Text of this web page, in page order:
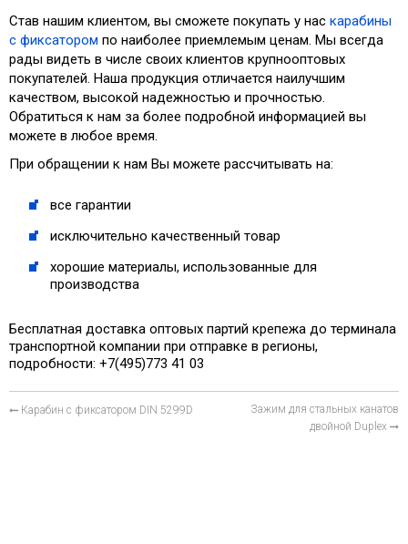
Став нашим клиентом, вы сможете покупать у нас карабины
с фиксатором по наиболее приемлемым ценам. Мы всегда
рады видеть в числе своих клиентов крупнооптовых
покупателей. Наша продукция отличается наилучшим
качеством, высокой надежностью и прочностью.
Обратиться к нам за более подробной информацией вы
можете в любое время.
При обращении к нам Вы можете рассчитывать на:
все гарантии
исключительно качественный товар
хорошие материалы, использованные для
производства
Бесплатная доставка оптовых партий крепежа до терминала
транспортной компании при отправке в регионы,
подробности: +7(495)773 41 03
Карабин с фиксатором DIN 5299D
Зажим для стальных канатов
двойной Duplex